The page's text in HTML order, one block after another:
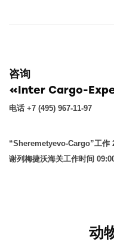
咨询
«Inter Cargo-
电话 +7 (495) 967-11-97
“Sheremetyevo-Cargo”工作
谢列梅捷沃海关工作时间
动